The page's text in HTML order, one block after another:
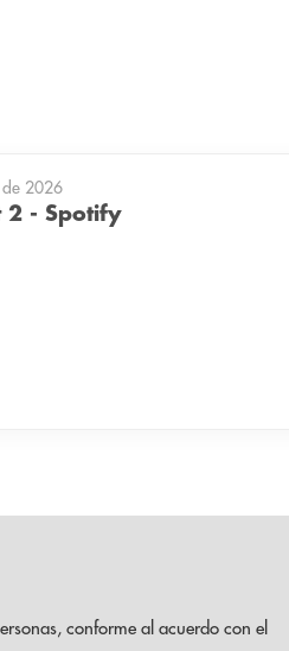
2026
2 - Spotify
conforme al acuerdo con el